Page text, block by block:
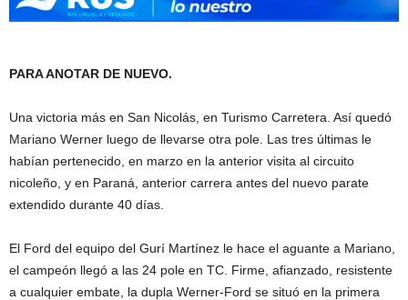
PARA ANOTAR DE NUEVO.
Una victoria más en San Nicolás, en Turismo Carretera. Así quedó
Mariano Werner luego de llevarse otra pole. Las tres últimas le
habían pertenecido, en marzo en la anterior visita al circuito
nicoleño, y en Paraná, anterior carrera antes del nuevo parate
extendido durante 40 días.
El Ford del equipo del Gurí Martínez le hace el aguante a Mariano,
el campeón llegó a las 24 pole en TC. Firme, afianzado, resistente
a cualquier embate, la dupla Werner-Ford se situó en la primera